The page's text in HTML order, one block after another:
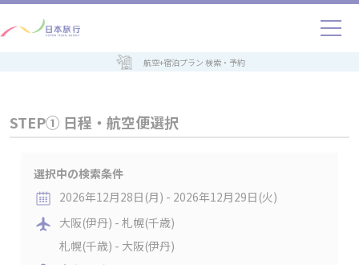
航空+宿泊プラン 検索・予約
STEP① 日程・航空便選択
選択中の検索条件
2026年12月28日(月) - 2026年12月29日(火)
大阪(伊丹) - 札幌(千歳)
札幌(千歳) - 大阪(伊丹)